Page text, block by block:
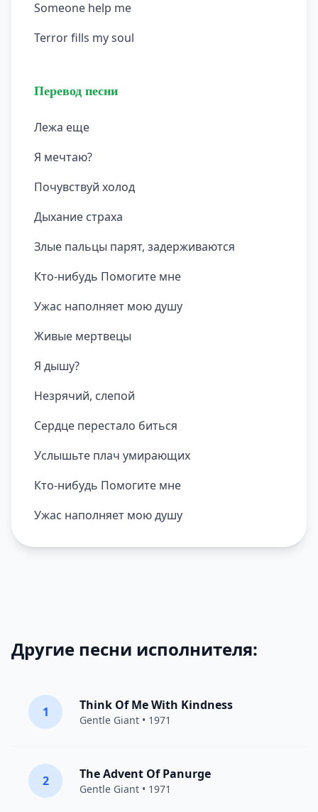
Someone help me
Terror fills my soul
Перевод песни
Лежа еще
Я мечтаю?
Почувствуй холод
Дыхание страха
Злые пальцы парят, задерживаются
Кто-нибудь Помогите мне
Ужас наполняет мою душу
Живые мертвецы
Я дышу?
Незрячий, слепой
Сердце перестало биться
Услышьте плач умирающих
Кто-нибудь Помогите мне
Ужас наполняет мою душу
Другие песни исполнителя:
1 Think Of Me With Kindness
Gentle Giant • 1971
2 The Advent Of Panurge
Gentle Giant • 1971